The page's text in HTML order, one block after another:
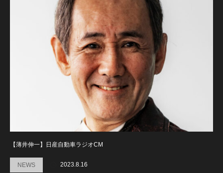
【薄井伸一】日産自動車ラジオCM
NEWS 2023.8.16